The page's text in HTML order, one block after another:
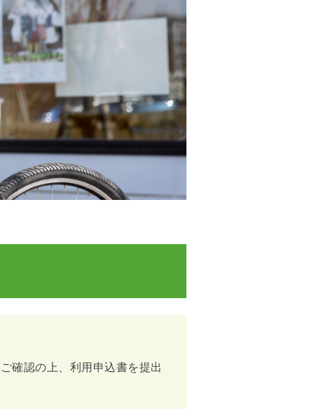
確認の上、利用申込書を提出